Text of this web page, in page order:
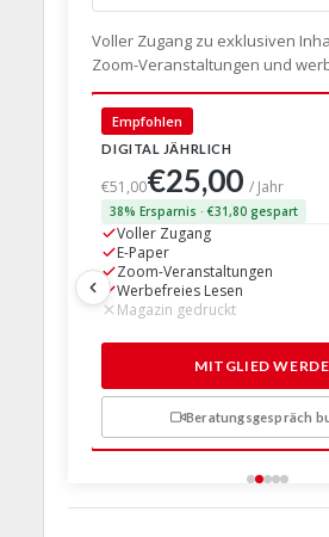
Voller Zugang zu exklusiven
Zoom-Veranstaltungen und
Empfohlen
DIGITAL JÄHRLICH
€51,00€25,00 / Jahr
38% Ersparnis · €31,80 gespart
Voller Zugang
E-Paper
Zoom-Veranstaltungen
Werbefreies Lesen
Magazin gedruckt
MITGLIED
Beratungsgespräch